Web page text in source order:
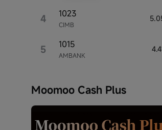
4 CIMB
1023
5 AMBANK
1015
Moomoo Cash Plus